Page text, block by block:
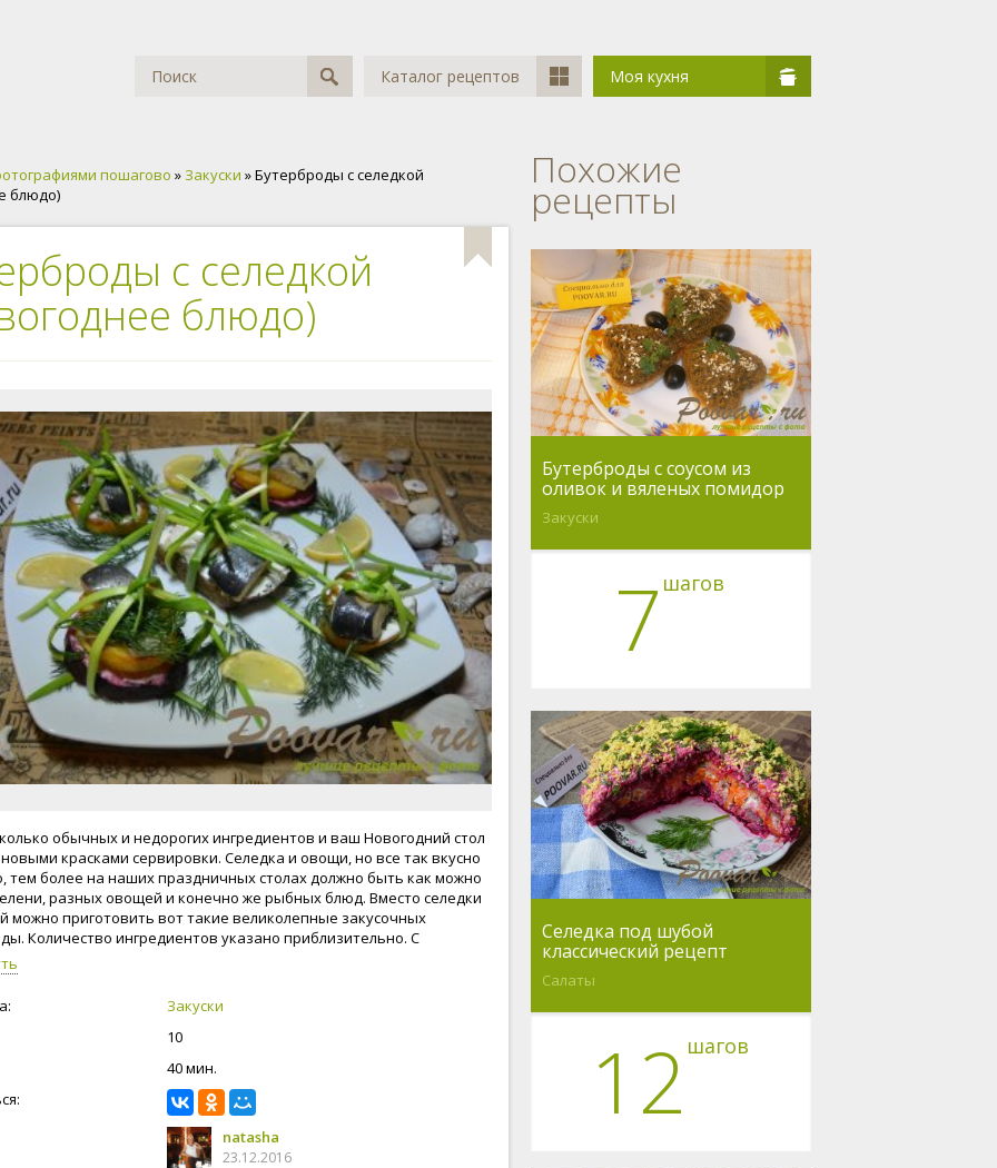
Каталог рецептов Моя кухня
пошагово » Закуски » Бутерброды с селедкой
блюдо)
с селедкой
блюдо)
обычных и недорогих ингредиентов и ваш Новогодний стол
красками сервировки. Селедка и овощи, но все так вкусно
тем более на наших праздничных столах должно быть как можно
разных овощей и конечно же рыбных блюд. Вместо селедки
можно приготовить вот такие великолепные закусочных
Количество ингредиентов указано приблизительно. С
Новым годом! Любви!
Закуски
10
40 мин.
natasha
23.12.2016
Похожие
рецепты
Бутерброды с соусом из
оливок и вяленых помидор
Закуски
7 шагов
Селедка под шубой
классический рецепт
Салаты
12 шагов